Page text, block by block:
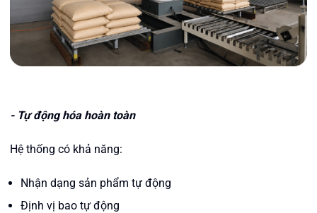
- Tự động hóa hoàn toàn
Hệ thống có khả năng:
Nhận dạng sản phẩm tự động
Định vị bao tự động